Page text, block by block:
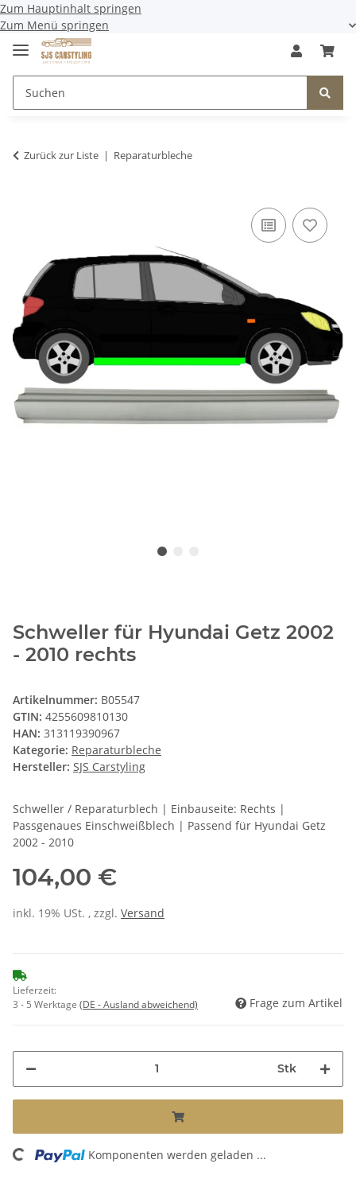
Zum Hauptinhalt springen
Zum Menü springen
Zurück zur Liste Reparaturbleche
Schweller für Hyundai Getz 2002
- 2010 rechts
Artikelnummer: B05547
GTIN: 4255609810130
HAN: 313119390967
Kategorie: Reparaturbleche
Hersteller: SJS Carstyling
Schweller / Reparaturblech | Einbauseite: Rechts |
Passgenaues Einschweißblech | Passend für Hyundai Getz
2002 - 2010
104,00 €
inkl. 19% USt. , zzgl. Versand
Lieferzeit:
3 - 5 Werktage (DE - Ausland abweichend) Frage zum Artikel
Stk
Komponenten werden geladen ...